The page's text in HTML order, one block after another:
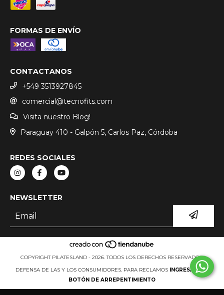
FORMAS DE ENVÍO
CONTACTANOS
+549 3513927845
comercial@tecnofits.com
Visita nuestro Blog!
Paraguay 410 - Galpón 5, Carlos Paz, Córdoba
REDES SOCIALES
NEWSLETTER
COPYRIGHT PILATESLAND - 2026. TODOS LOS DERECHOS RESERVADOS.
DEFENSA DE LAS Y LOS CONSUMIDORES. PARA RECLAMOS
INGRESÁ ACÁ.
BOTÓN DE ARREPENTIMIENTO